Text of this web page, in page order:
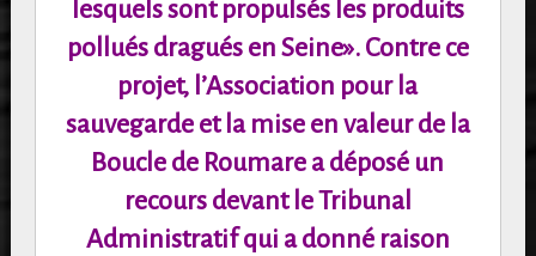
lesquels sont propulsés les produits
pollués dragués en Seine». Contre ce
projet, l’Association pour la
sauvegarde et la mise en valeur de la
Boucle de Roumare a déposé un
recours devant le Tribunal
Administratif qui a donné raison